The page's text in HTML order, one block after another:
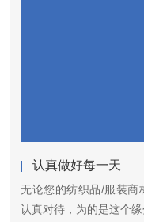
认真做好每一天
无论您的纺织品/服装商
认真对待，为的是这个缘